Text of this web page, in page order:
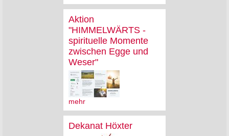
Aktion
"HIMMELWÄRTS -
spirituelle Momente
zwischen Egge und
Weser"
mehr
Dekanat Höxter